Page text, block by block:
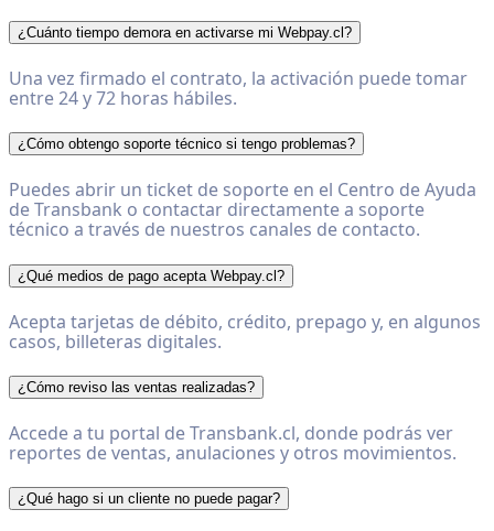
¿Cuánto tiempo demora en activarse mi Webpay.cl?
Una vez firmado el contrato, la activación puede tomar
entre 24 y 72 horas hábiles.
¿Cómo obtengo soporte técnico si tengo problemas?
Puedes abrir un ticket de soporte en el Centro de Ayuda
de Transbank o contactar directamente a soporte
técnico a través de nuestros canales de contacto.
¿Qué medios de pago acepta Webpay.cl?
Acepta tarjetas de débito, crédito, prepago y, en algunos
casos, billeteras digitales.
¿Cómo reviso las ventas realizadas?
Accede a tu portal de Transbank.cl, donde podrás ver
reportes de ventas, anulaciones y otros movimientos.
¿Qué hago si un cliente no puede pagar?